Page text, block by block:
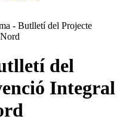
- Butlletí del Projecte
del
Integral